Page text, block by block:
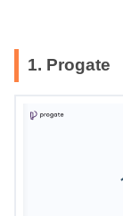
1. Progate